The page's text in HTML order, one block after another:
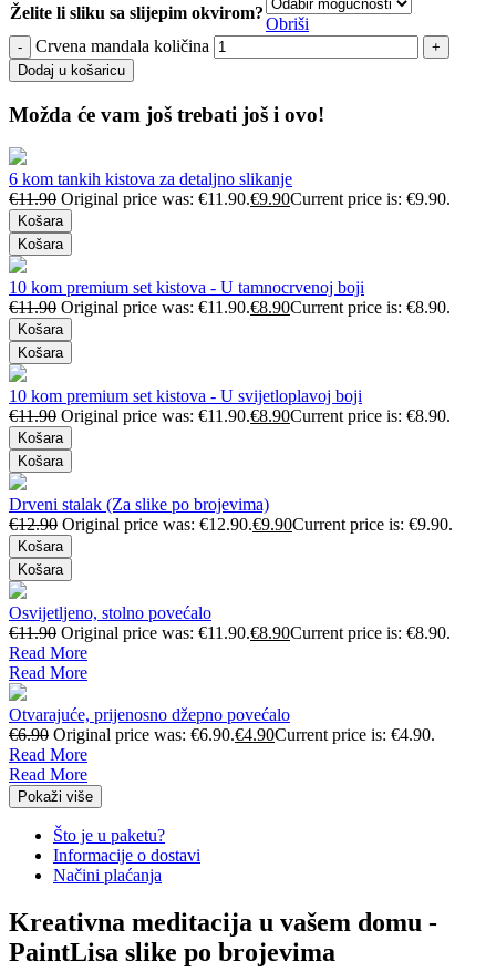
Želite li sliku sa slijepim okvirom?
Obriši
Crvena mandala količina
Dodaj u košaricu
Možda će vam još trebati još i ovo!
6 kom tankih kistova za detaljno slikanje
€11.90 Original price was: €11.90.€9.90Current price is: €9.90.
Košara
Košara
10 kom premium set kistova - U tamnocrvenoj boji
€11.90 Original price was: €11.90.€8.90Current price is: €8.90.
Košara
Košara
10 kom premium set kistova - U svijetloplavoj boji
€11.90 Original price was: €11.90.€8.90Current price is: €8.90.
Košara
Košara
Drveni stalak (Za slike po brojevima)
€12.90 Original price was: €12.90.€9.90Current price is: €9.90.
Košara
Košara
Osvijetljeno, stolno povećalo
€11.90 Original price was: €11.90.€8.90Current price is: €8.90.
Read More
Read More
Otvarajuće, prijenosno džepno povećalo
€6.90 Original price was: €6.90.€4.90Current price is: €4.90.
Read More
Read More
Pokaži više
Što je u paketu?
Informacije o dostavi
Načini plaćanja
Kreativna meditacija u vašem domu -
PaintLisa slike po brojevima